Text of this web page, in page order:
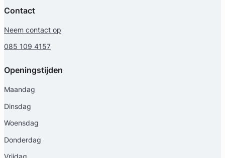
Contact
Neem contact op
085 109 4157
Openingstijden
Maandag
Dinsdag
Woensdag
Donderdag